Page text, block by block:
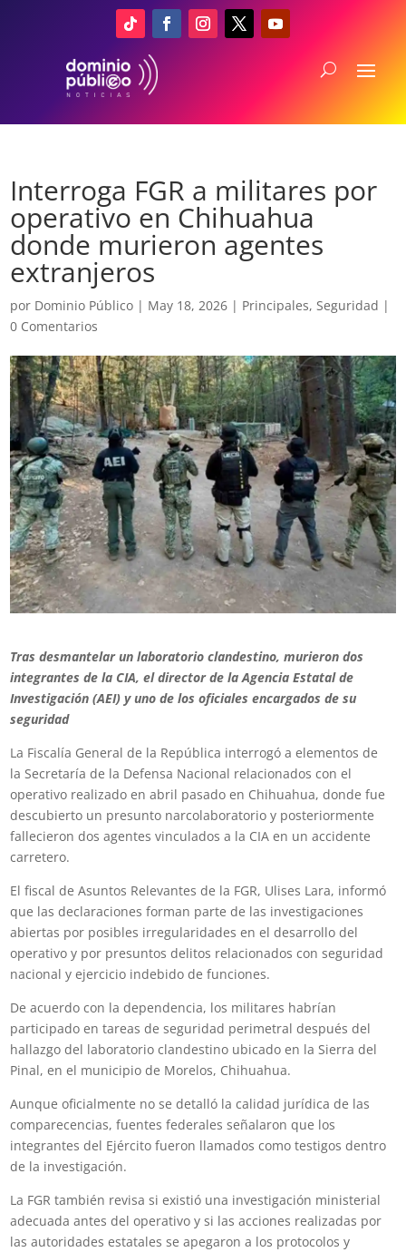
Interroga FGR a militares por
operativo en Chihuahua
donde murieron agentes
extranjeros
por Dominio Público | May 18, 2026 | Principales,Seguridad |
0 Comentarios
Tras desmantelar un laboratorio clandestino, murieron dos
integrantes de la CIA, el director de la Agencia Estatal de
Investigación (AEI) y uno de los oficiales encargados de su
seguridad
La Fiscalía General de la República interrogó a elementos de
la Secretaría de la Defensa Nacional relacionados con el
operativo realizado en abril pasado en Chihuahua, donde fue
descubierto un presunto narcolaboratorio y posteriormente
fallecieron dos agentes vinculados a la CIA en un accidente
carretero.
El fiscal de Asuntos Relevantes de la FGR, Ulises Lara, informó
que las declaraciones forman parte de las investigaciones
abiertas por posibles irregularidades en el desarrollo del
operativo y por presuntos delitos relacionados con seguridad
nacional y ejercicio indebido de funciones.
De acuerdo con la dependencia, los militares habrían
participado en tareas de seguridad perimetral después del
hallazgo del laboratorio clandestino ubicado en la Sierra del
Pinal, en el municipio de Morelos, Chihuahua.
Aunque oficialmente no se detalló la calidad jurídica de las
comparecencias, fuentes federales señalaron que los
integrantes del Ejército fueron llamados como testigos dentro
de la investigación.
La FGR también revisa si existió una investigación ministerial
adecuada antes del operativo y si las acciones realizadas por
las autoridades estatales se apegaron a los protocolos y